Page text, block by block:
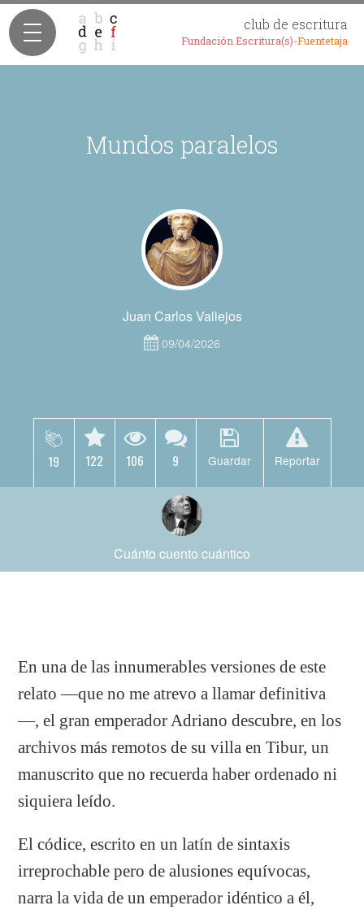
club de escritura
Fundación Escritura(s)-Fuentetaja
Mundos paralelos
Juan Carlos Vallejos
09/04/2026
19 122 106 9 Guardar Reportar
Cuánto cuento cuántico
En una de las innumerables versiones de este
relato —que no me atrevo a llamar definitiva
—, el gran emperador Adriano descubre, en los
archivos más remotos de su villa en Tibur, un
manuscrito que no recuerda haber ordenado ni
siquiera leído.
El códice, escrito en un latín de sintaxis
irreprochable pero de alusiones equívocas,
narra la vida de un emperador idéntico a él,